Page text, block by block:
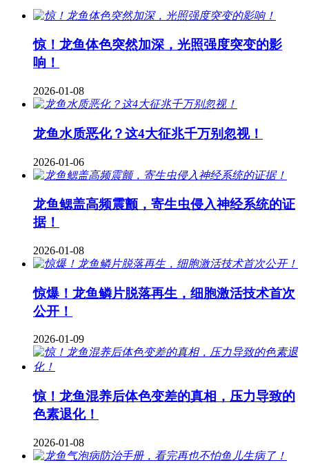
惊！龙鱼体色突然加深，光照强度突变的影
响！
2026-01-08
龙鱼水质恶化？这4大征兆千万别忽视！
2026-01-06
龙鱼鳃盖高频震颤，寄生虫侵入神经系统的证
据！
2026-01-08
惊爆！龙鱼鳞片脱落再生，细胞激活技术首次
公开！
2026-01-09
惊！龙鱼混养后体色变差的真相，压力导致的
色素退化！
2026-01-08